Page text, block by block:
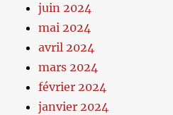
juin 2024
mai 2024
avril 2024
mars 2024
février 2024
janvier 2024